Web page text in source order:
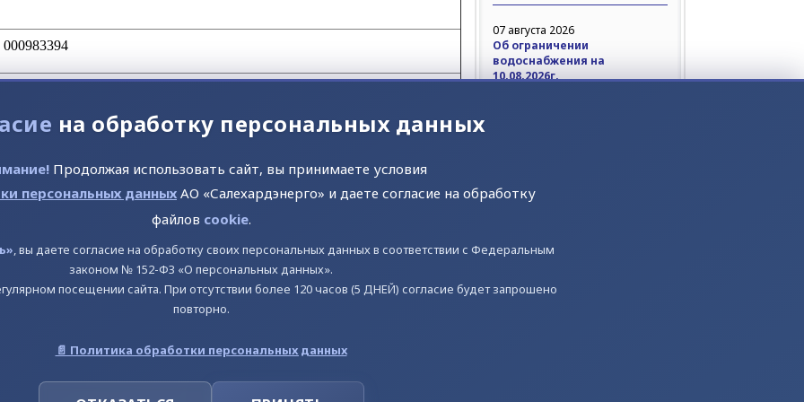
000983394
07 августа 2026
Об ограничении
водоснабжения на
10.08.2026г.
05 августа 2026
Об ограничении
до сведения потребителей
на обработку персональных данных
Продолжая использовать сайт, вы принимаете условия
персональных данных АО «Салехардэнерго» и даете согласие на обработку
файлов cookie.
, вы даете согласие на обработку своих персональных данных в соответствии с Федеральным
законом № 152-ФЗ «О персональных данных».
посещении сайта. При отсутствии более 120 часов (5 ДНЕЙ) согласие будет запрошено
повторно.
📄 Политика обработки персональных данных